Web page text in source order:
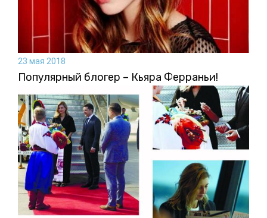
23 мая 2018
Популярный блогер – Кьяра Ферраньи!